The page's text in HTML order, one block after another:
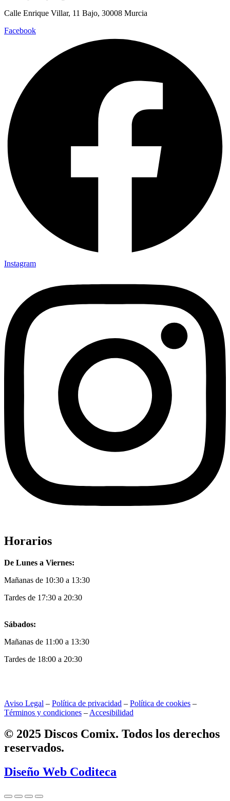
Calle Enrique Villar, 11 Bajo, 30008 Murcia
Facebook
Instagram
Horarios
De Lunes a Viernes:
Mañanas de 10:30 a 13:30
Tardes de 17:30 a 20:30
Sábados:
Mañanas de 11:00 a 13:30
Tardes de 18:00 a 20:30
Aviso Legal – Política de privacidad – Política de cookies –
Términos y condiciones – Accesibilidad
© 2025 Discos Comix. Todos los derechos
reservados.
Diseño Web Coditeca